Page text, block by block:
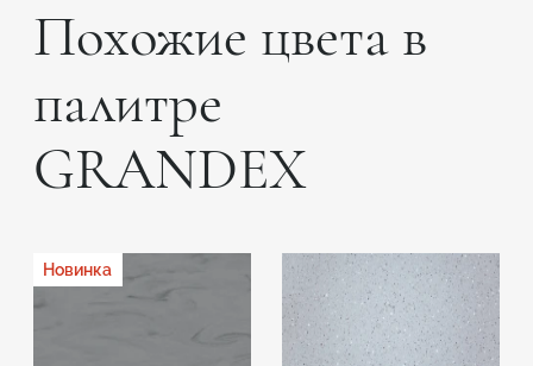
Похожие цвета в
палитре
GRANDEX
Новинка